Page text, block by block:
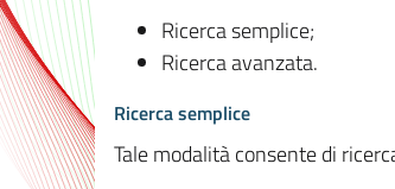
Ricerca semplice;
Ricerca avanzata.
Ricerca semplice
Tale modalità consente di